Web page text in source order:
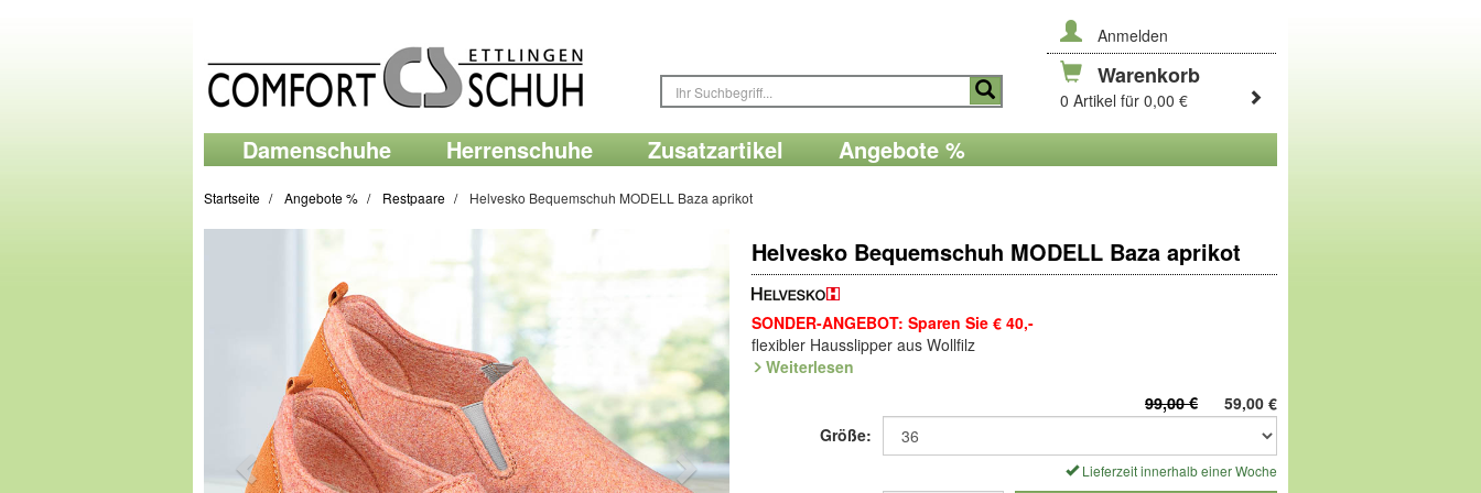
Anmelden
Warenkorb
0 Artikel für 0,00 €
Damenschuhe Herrenschuhe Zusatzartikel Angebote %
Startseite Angebote % Restpaare Helvesko Bequemschuh MODELL Baza aprikot
Helvesko Bequemschuh MODELL Baza aprikot
SONDER-ANGEBOT: Sparen Sie € 40,-
flexibler Hausslipper aus Wollfilz
Robust und absolut bequem, geformt nach dem Vorbild des Fußes. Der
weiche Wollfilz ist mit Leder verstärkt und hat Dehnzonen am Einschlupf.
Austauschbares, warmes Fußbett und luftgepolstertePU-Schalen-Sohle,
fast ohne Gewicht.
Federleichter Filzhausschuh: So leicht, wie das Lebensgefühl in der
Weiterlesen
99,00 €
59,00 €
Größe:
Lieferzeit innerhalb einer Woche